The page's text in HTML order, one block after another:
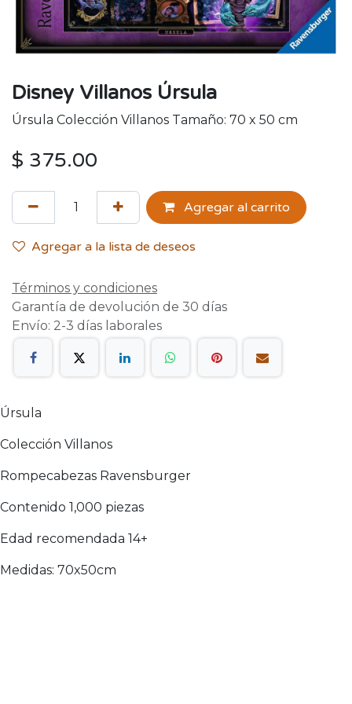
Disney Villanos Úrsula
Úrsula Colección Villanos Tamaño: 70 x 50 cm
$ 375.00
Agregar al carrito
Agregar a la lista de deseos
Términos y condiciones
Garantía de devolución de 30 días
Envío: 2-3 días laborales
Úrsula
Colección Villanos
Rompecabezas Ravensburger
Contenido 1,000 piezas
Edad recomendada 14+
Medidas: 70x50cm